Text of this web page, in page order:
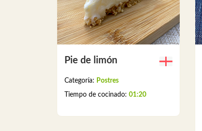
Pie de limón
Categoría: Postres
Tiempo de cocinado: 01:20